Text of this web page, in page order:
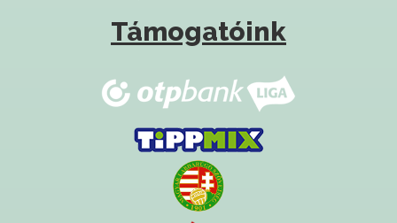
Támogatóink